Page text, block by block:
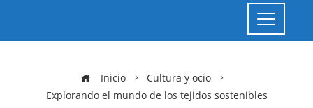
Inicio
Cultura y ocio
Explorando el mundo de los tejidos sostenibles